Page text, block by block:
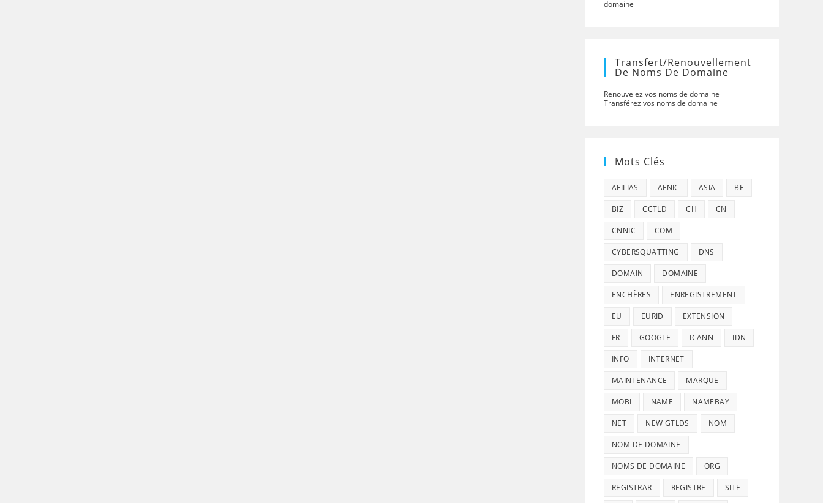
domaine
Transfert/renouvellement
De Noms De Domaine
Renouvelez vos noms de domaine
Transférez vos noms de domaine
Mots Clés
AFILIAS AFNIC ASIA BE
BIZ CCTLD CH CN
CNNIC COM
CYBERSQUATTING DNS
DOMAIN DOMAINE
ENCHÈRES ENREGISTREMENT
EU EURID EXTENSION
FR GOOGLE ICANN IDN
INFO INTERNET
MAINTENANCE MARQUE
MOBI NAME NAMEBAY
NET NEW GTLDS NOM
NOM DE DOMAINE
NOMS DE DOMAINE ORG
REGISTRAR REGISTRE SITE